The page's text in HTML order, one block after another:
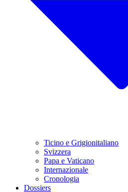
Ticino e Grigionitaliano
Svizzera
Papa e Vaticano
Internazionale
Cronologia
Dossiers